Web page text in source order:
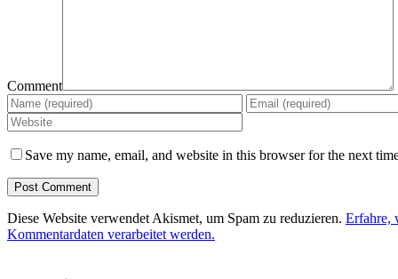
Comment
Save my name, email, and website in this browser for the next
Diese Website verwendet Akismet, um Spam zu reduzieren. Erfahre,
Kommentardaten verarbeitet werden.